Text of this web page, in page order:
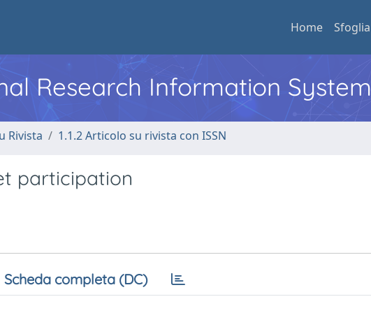
Home Sfoglia
Research Information System
Rivista 1.1.2 Articolo su rivista con ISSN
participation
Scheda completa (DC)